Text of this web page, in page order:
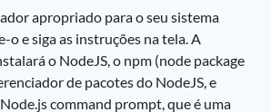
apropriado para o seu sistema
o e siga as instruções na tela. A
o NodeJS, o npm (node package
de pacotes do NodeJS, e
command prompt, que é uma